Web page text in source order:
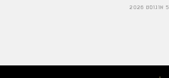
5 אוגוסט 2026